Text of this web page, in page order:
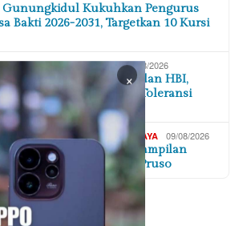
Gunungkidul Kukuhkan Pengurus
Bakti 2026-2031, Targetkan 10 Kursi
,TANGERANG RAYA 09/08/2026
Peringati Kemerdekaan dan HBI,
Pondok Kelapa Rawat Toleransi
YOGYAKARTA,SEJARAH & BUDAYA 09/08/2026
Terhipnotis Penampilan
Seni Jathilan Yogo Joo Pruso
×